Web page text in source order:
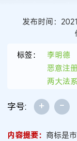
发布时间：
标签：
李明德
恶意注
两大法系
字号: + -
内容提要： 商标是